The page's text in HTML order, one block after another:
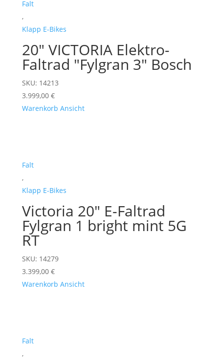
Falt
,
Klapp E-Bikes
20" VICTORIA Elektro-
Faltrad "Fylgran 3" Bosch
SKU: 14213
3.999,00 €
Warenkorb Ansicht
Falt
,
Klapp E-Bikes
Victoria 20" E-Faltrad
Fylgran 1 bright mint 5G
RT
SKU: 14279
3.399,00 €
Warenkorb Ansicht
Falt
,